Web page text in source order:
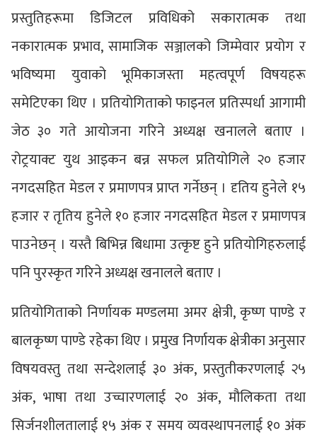
प्रस्तुतिहरूमा डिजिटल प्रविधिको सकारात्मक तथा
नकारात्मक प्रभाव, सामाजिक सञ्जालको जिम्मेवार प्रयोग र
भविष्यमा युवाको भूमिकाजस्ता महत्वपूर्ण विषयहरू
समेटिएका थिए । प्रतियोगिताको फाइनल प्रतिस्पर्धा आगामी
जेठ ३० गते आयोजना गरिने अध्यक्ष खनालले बताए ।
रोट्रयाक्ट युथ आइकन बन्न सफल प्रतियोगिले २० हजार
नगदसहित मेडल र प्रमाणपत्र प्राप्त गर्नेछन् । दृतिय हुनेले १५
हजार र तृतिय हुनेले १० हजार नगदसहित मेडल र प्रमाणपत्र
पाउनेछन् । यस्तै बिभिन्न बिधामा उत्कृष्ट हुने प्रतियोगिहरुलाई
पनि पुरस्कृत गरिने अध्यक्ष खनालले बताए ।
प्रतियोगिताको निर्णायक मण्डलमा अमर क्षेत्री, कृष्ण पाण्डे र
बालकृष्ण पाण्डे रहेका थिए । प्रमुख निर्णायक क्षेत्रीका अनुसार
विषयवस्तु तथा सन्देशलाई ३० अंक, प्रस्तुतीकरणलाई २५
अंक, भाषा तथा उच्चारणलाई २० अंक, मौलिकता तथा
सिर्जनशीलतालाई १५ अंक र समय व्यवस्थापनलाई १० अंक